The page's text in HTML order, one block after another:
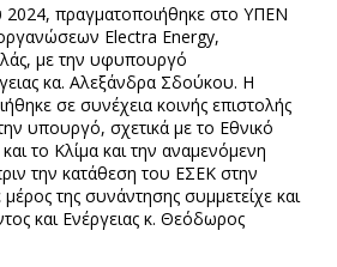
2024, πραγματοποιήθηκε στο ΥΠΕΝ
Electra Energy,
με την υφυπουργό
κα. Αλεξάνδρα Σδούκου. Η
σε συνέχεια κοινής επιστολής
υπουργό, σχετικά με το Εθνικό
το Κλίμα και την αναμενόμενη
την κατάθεση του ΕΣΕΚ στην
της συνάντησης συμμετείχε και
και Ενέργειας κ. Θεόδωρος